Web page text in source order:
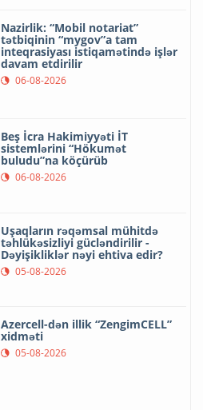
Nazirlik: “Mobil notariat”
tətbiqinin “mygov”a tam
inteqrasiyası istiqamətində işlər
davam etdirilir
06-08-2026
Beş İcra Hakimiyyəti İT
sistemlərini “Hökumət
buludu”na köçürüb
06-08-2026
Uşaqların rəqəmsal mühitdə
təhlükəsizliyi gücləndirilir -
Dəyişikliklər nəyi ehtiva edir?
05-08-2026
Azercell-dən illik “ZengimCELL”
xidməti
05-08-2026